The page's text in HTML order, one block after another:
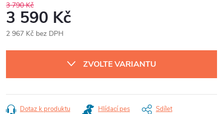
3 790 Kč
3 590 Kč
2 967 Kč bez DPH
cena:
ZVOLTE VARIANTU
Dotaz k produktu Hlídací pes Sdílet